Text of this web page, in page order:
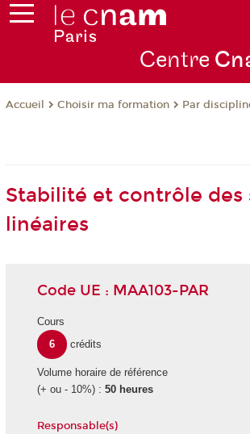
Centre
Accueil Choisir ma formation Par
Stabilité et contrôle des
linéaires
Code UE : MAA103-PAR
Cours
6
crédits
Volume horaire de référence
(+ ou - 10%) : 50 heures
Responsable(s)